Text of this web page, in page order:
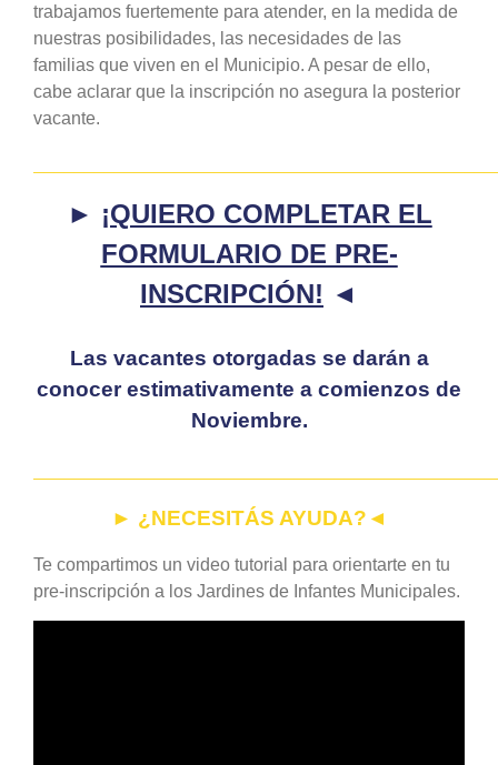
trabajamos fuertemente para atender, en la medida de
nuestras posibilidades, las necesidades de las
familias que viven en el Municipio. A pesar de ello,
cabe aclarar que la inscripción no asegura la posterior
vacante.
► ¡QUIERO COMPLETAR EL
FORMULARIO DE PRE-
INSCRIPCIÓN! ◄
Las vacantes otorgadas se darán a
conocer estimativamente a comienzos de
Noviembre.
► ¿NECESITÁS AYUDA?◄
Te compartimos un video tutorial para orientarte en tu
pre-inscripción a los Jardines de Infantes Municipales.